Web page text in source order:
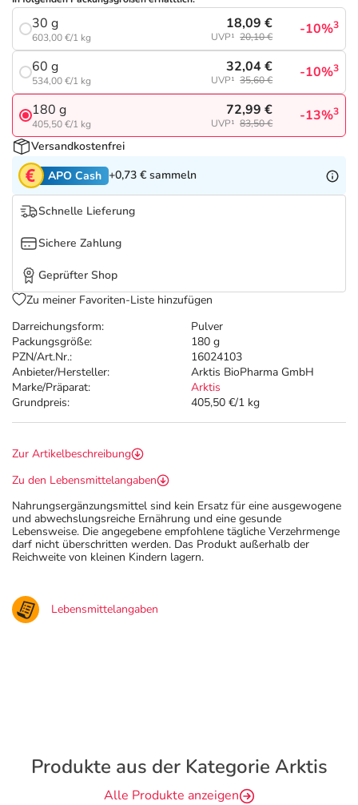
Tierapotheke
Vitamine & Mineralstoffe
Marken
Täglich gut versorgt
Salus Deals
Darreichungsform:
Pulver
Packungsgröße:
180 g
PZN/Art.Nr.:
16024103
Anbieter/Hersteller:
Arktis BioPharma GmbH
Marke/Präparat:
Arktis
Grundpreis:
405,50 €/1 kg
30 g
603,00 €/1 kg
18,09 €
UVP¹ 20,10 € -10%3
60 g
534,00 €/1 kg
32,04 €
UVP¹ 35,60 € -10%3
180 g
405,50 €/1 kg
72,99 €
UVP¹ 83,50 € -13%3
Versandkostenfrei
APO Cash +0,73 € sammeln
Schnelle Lieferung
Sichere Zahlung
Geprüfter Shop
Zu meiner Favoriten-Liste hinzufügen
Zur Artikelbeschreibung
Zu den Lebensmittelangaben
Nahrungsergänzungsmittel sind kein Ersatz für eine ausgewogene
und abwechslungsreiche Ernährung und eine gesunde
Lebensweise. Die angegebene empfohlene tägliche Verzehrmenge
darf nicht überschritten werden. Das Produkt außerhalb der
Reichweite von kleinen Kindern lagern.
Lebensmittelangaben
Produkte aus der Kategorie Arktis
Alle Produkte anzeigen